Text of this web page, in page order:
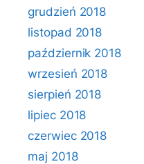
grudzień 2018
listopad 2018
październik 2018
wrzesień 2018
sierpień 2018
lipiec 2018
czerwiec 2018
maj 2018